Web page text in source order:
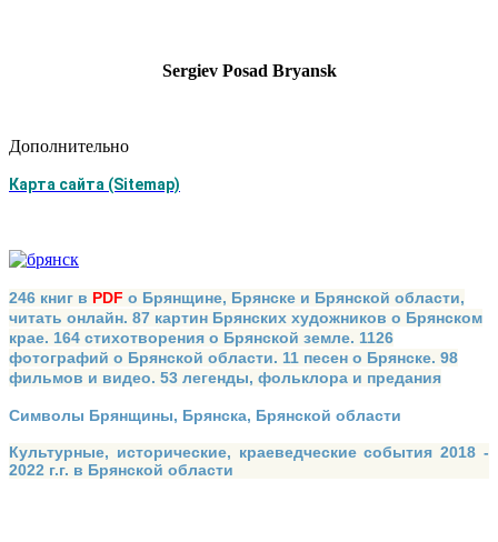
Sergiev Posad Bryansk
Дополнительно
Карта сайта (Sitemap)
246 книг в PDF о Брянщине, Брянске и Брянской области,
читать онлайн. 87 картин Брянских художников о Брянском
крае. 164 стихотворения о Брянской земле. 1126
фотографий о Брянской области. 11 песен о Брянске. 98
фильмов и видео. 53 легенды, фольклора и предания
Символы Брянщины, Брянска, Брянской области
Культурные, исторические, краеведческие события 2018 -
2022 г.г. в Брянской области